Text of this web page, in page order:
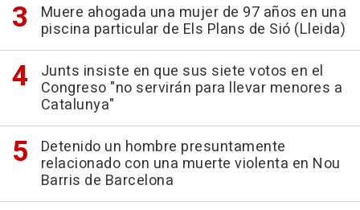
Muere ahogada una mujer de 97 años en una
piscina particular de Els Plans de Sió (Lleida)
Junts insiste en que sus siete votos en el
Congreso "no servirán para llevar menores a
Catalunya"
Detenido un hombre presuntamente
relacionado con una muerte violenta en Nou
Barris de Barcelona